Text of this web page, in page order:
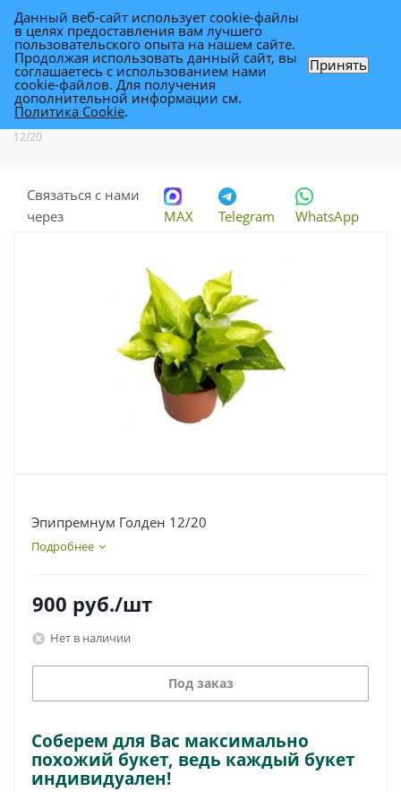
Эпипремнум Голден 12/20
Каталог - Растения -
12/20
Связаться с нами
через
MAX Telegram WhatsApp
Эпипремнум Голден 12/20
Подробнее
900 руб./шт
Нет в наличии
Под заказ
Соберем для Вас максимально
похожий букет, ведь каждый букет
индивидуален!
Данный веб-сайт использует cookie-файлы
в целях предоставления вам лучшего
пользовательского опыта на нашем сайте.
Продолжая использовать данный сайт, вы
соглашаетесь с использованием нами
cookie-файлов. Для получения
дополнительной информации см.
Политика Cookie.
Принять